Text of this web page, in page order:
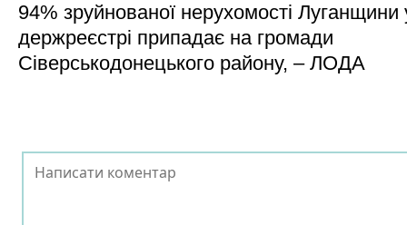
94% зруйнованої нерухомості Луганщини
держреєстрі припадає на громади
Сіверськодонецького району, – ЛОДА